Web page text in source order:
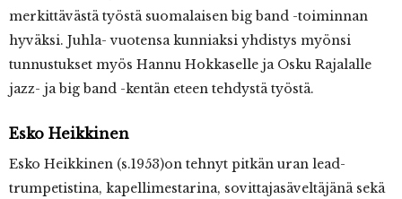
merkittävästä työstä suomalaisen big band -toiminnan
hyväksi. Juhla- vuotensa kunniaksi yhdistys myönsi
tunnustukset myös Hannu Hokkaselle ja Osku Rajalalle
jazz- ja big band -kentän eteen tehdystä työstä.
Esko Heikkinen
Esko Heikkinen (s.1953)on tehnyt pitkän uran lead-
trumpetistina, kapellimestarina, sovittaja­säveltäjänä sekä